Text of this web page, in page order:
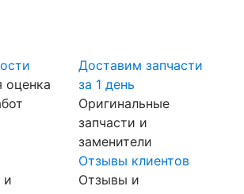
оценка
Доставим запчасти
за 1 день
Оригинальные
запчасти и
заменители
и
Отзывы клиентов
Отзывы и